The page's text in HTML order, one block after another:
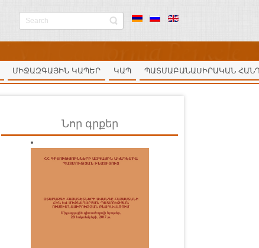
ՄԻՋԱԶԳԱՅԻՆ ԿԱՊԵՐ ԿԱՊ ՊԱՏՄԱԲԱՆԱՍԻՐԱԿԱՆ
Նոր գրքեր